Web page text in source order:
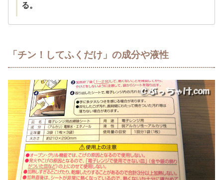
る。
「チン！してふくだけ」の成分や液性